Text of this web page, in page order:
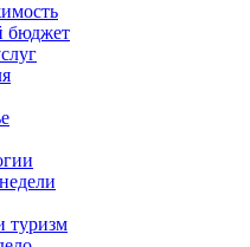
бюджет
туризм